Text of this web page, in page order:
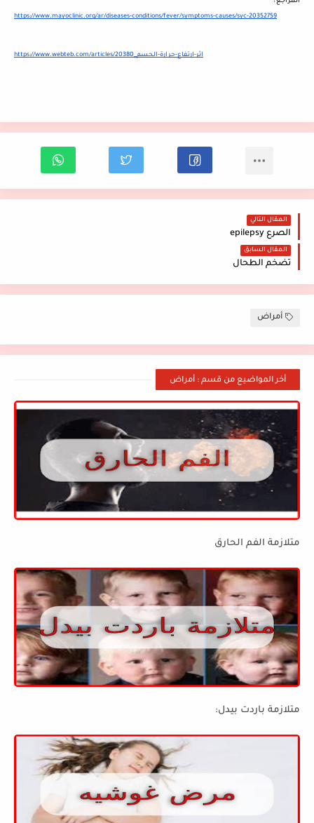
المراجع :
https://www.mayoclinic.org/ar/diseases-conditions/fever/symptoms-causes/syc-20352759
https://www.webteb.com/articles/اثر-ارتفاع-حرارة-الجسم_20380
المقال التالي
الصرع epilepsy
المقال السابق
تضخم الطحال
أمراض
أخر المواضيع من قسم : أمراض
متلازمة الفم الحارق
متلازمة باردت بيدل: